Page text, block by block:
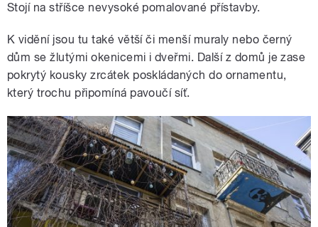
Stojí na stříšce nevysoké pomalované přístavby.
K vidění jsou tu také větší či menší muraly nebo černý
dům se žlutými okenicemi i dveřmi. Další z domů je zase
pokrytý kousky zrcátek poskládaných do ornamentu,
který trochu připomíná pavoučí síť.